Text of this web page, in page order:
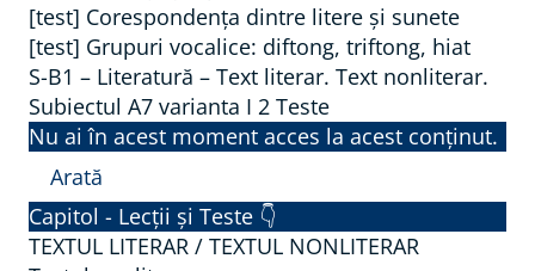
T
r
a
n
s
f
o
r
B
1
–
G
r
a
m
a
[test] Corespondența dintre litere și sunete
[test] Grupuri vocalice: diftong, triftong, hiat
S-B1 – Literatură – Text literar. Text nonliterar.
Subiectul A7 varianta I 2 Teste
Nu ai în acest moment acces la acest conținut.
Arată
S
-
Capitol - Lecții și Teste 👇
TEXTUL LITERAR / TEXTUL NONLITERAR